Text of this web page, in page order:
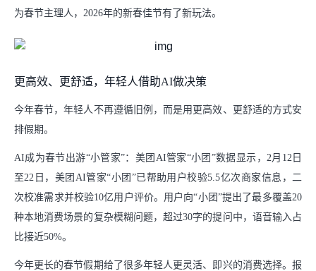
社会
推动绿色消费
支持乡村振兴
为春节主理人，2026年的新春佳节有了新玩法。
更高效、更舒适，年轻人借助AI做决策
今年春节，年轻人不再遵循旧例，而是用更高效、更舒适的方式安
排假期。
AI成为春节出游“小管家”：美团AI管家“小团”数据显示，2月12日
至22日，美团AI管家“小团”已帮助用户校验5.5亿次商家信息，二
次校准需求并校验10亿用户评价。用户向“小团”提出了最多覆盖20
种本地消费场景的复杂模糊问题，超过30字的提问中，语音输入占
比接近50%。
今年更长的春节假期给了很多年轻人更灵活、即兴的消费选择。报